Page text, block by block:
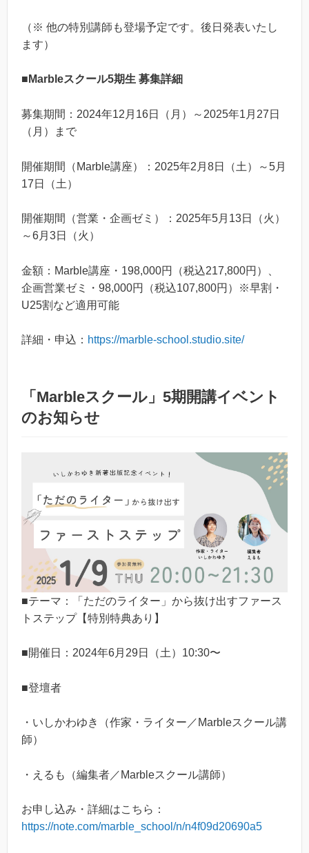
（※ 他の特別講師も登場予定です。後日発表いたし
ます）
■Marbleスクール5期生 募集詳細
募集期間：2024年12月16日（月）～2025年1月27日
（月）まで
開催期間（Marble講座）：2025年2月8日（土）～5月
17日（土）
開催期間（営業・企画ゼミ）：2025年5月13日（火）
～6月3日（火）
金額：Marble講座・198,000円（税込217,800円）、
企画営業ゼミ・98,000円（税込107,800円）※早割・
U25割など適用可能
詳細・申込： https://marble-school.studio.site/
「Marbleスクール」5期開講イベント
のお知らせ
■テーマ：「ただのライター」から抜け出すファース
トステップ【特別特典あり】
■開催日：2024年6月29日（土）10:30〜
■登壇者
・いしかわゆき（作家・ライター／Marbleスクール講
師）
・えるも（編集者／Marbleスクール講師）
お申し込み・詳細はこちら：
https://note.com/marble_school/n/n4f09d20690a5